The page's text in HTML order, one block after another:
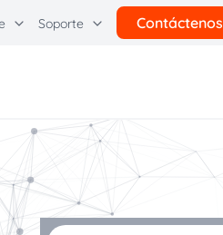
Soporte Contáctenos
Pending por Quadient
Learning Hubs
Comunicación con los clientes